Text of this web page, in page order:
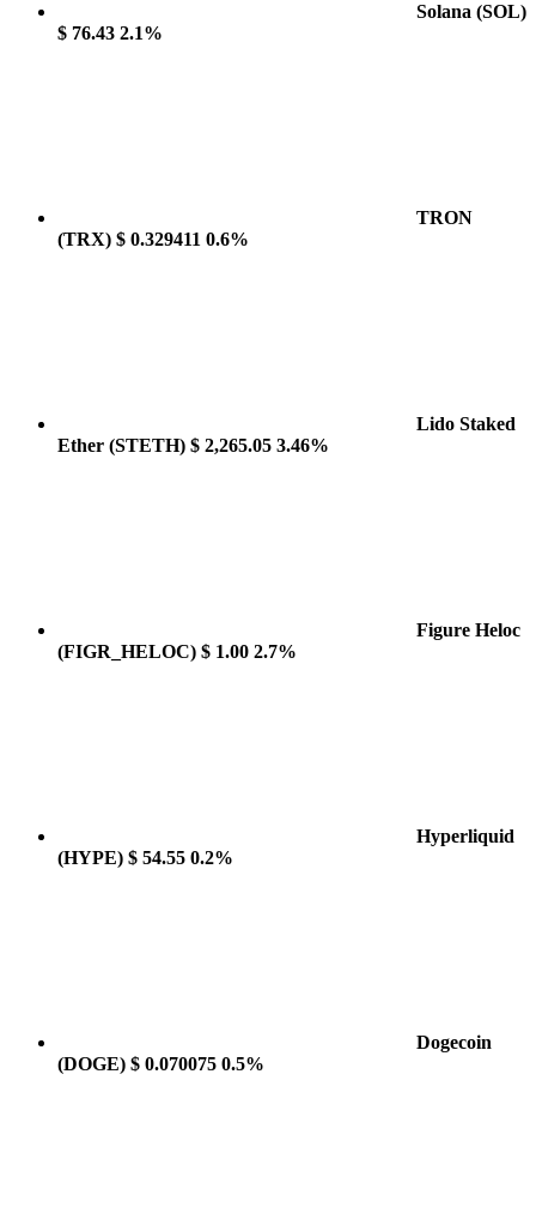
Solana (SOL)
$ 76.43 2.1%
TRON
(TRX) $ 0.329411 0.6%
Lido Staked
Ether (STETH) $ 2,265.05 3.46%
Figure Heloc
(FIGR_HELOC) $ 1.00 2.7%
Hyperliquid
(HYPE) $ 54.55 0.2%
Dogecoin
(DOGE) $ 0.070075 0.5%